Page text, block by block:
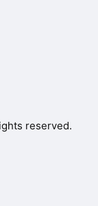
reserved.